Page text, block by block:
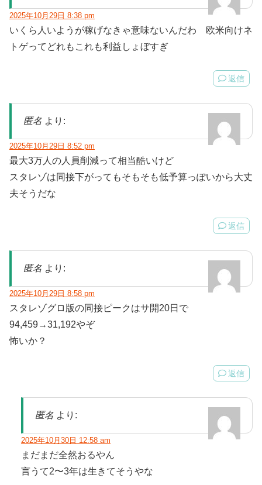
2025年10月29日 8:38 pm
いくら人いようが稼げなきゃ意味ないんだわ 欧米向けネ
トゲってどれもこれも利益しょぼすぎ
返信
匿名 より:
2025年10月29日 8:52 pm
最大3万人の人員削減って相当酷いけど
スタレゾは同接下がってもそもそも低予算っぽいから大丈
夫そうだな
返信
匿名 より:
2025年10月29日 8:58 pm
スタレゾグロ版の同接ピークはサ開20日で
94,459→31,192やぞ
怖いか？
返信
匿名 より:
2025年10月30日 12:58 am
まだまだ全然おるやん
言うて2〜3年は生きてそうやな